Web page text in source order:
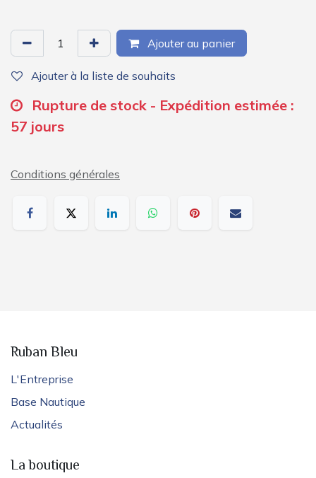
Ajouter au panier
Ajouter à la liste de souhaits
Rupture de stock - Expédition estimée :
57 jours
Conditions générales
Ruban Bleu
L'Entreprise
Base Nautique
Actualités
La boutique